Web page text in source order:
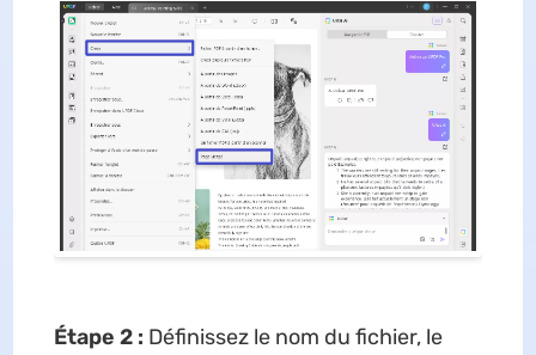
Étape 2 : Définissez le nom du fichier, le